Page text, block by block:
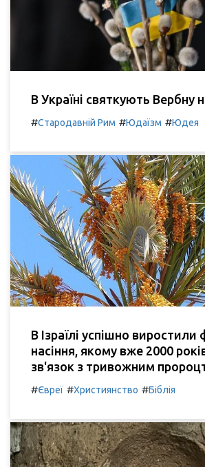
В Україні святкують Вербну
#Стародавній Рим #Юдаїзм #Юдея
В Ізраїлі успішно виростили
насіння, якому вже 2000
зв'язок з тривожним
#Євреї #Християнство #Біблія